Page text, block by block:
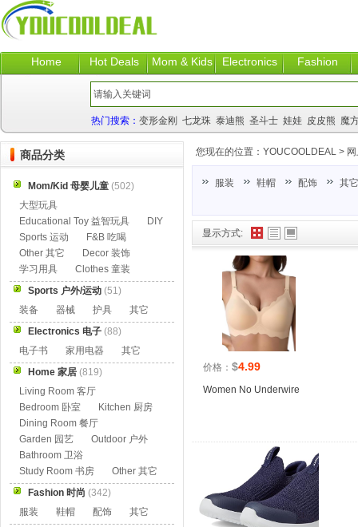
Home Hot Deals Mom & Kids Electronics Fashion
热门搜索： 变形金刚 七龙珠 泰迪熊 圣斗士 娃娃 皮皮熊 魔
显示方式:
价格： $4.99
Women No Underwire
您现在的位置： YOUCOOLDEAL >
服装 鞋帽 配饰 其它
商品分类
Mom/Kid 母婴儿童 (502)
大型玩具
Educational Toy 益智玩具
DIY
Sports 运动
F&B 吃喝
Other 其它
Decor 装饰
学习用具
Clothes 童装
Sports 户外/运动 (51)
装备
器械 护具
其它
Electronics 电子 (88)
电子书
家用电器
其它
Home 家居 (819)
Living Room 客厅
Bedroom 卧室
Kitchen 厨房
Dining Room 餐厅
Garden 园艺
Outdoor 户外
Bathroom 卫浴
Study Room 书房
Other 其它
Fashion 时尚 (342)
服装
鞋帽 配饰
其它